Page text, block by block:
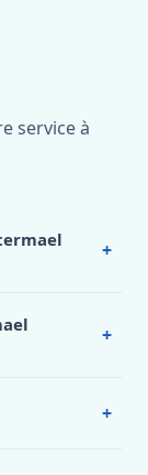
service à
+
+
+